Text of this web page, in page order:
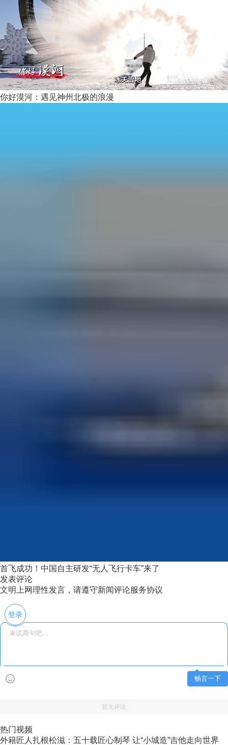
你好漠河：遇见神州北极的浪漫
首飞成功！中国自主研发“无人飞行卡车”来了
发表评论
文明上网理性发言，请遵守新闻评论服务协议
登录
畅言一下
暂无评论
热门视频
外籍匠人扎根松滋：五十载匠心制琴 让“小城造”吉他走向世界